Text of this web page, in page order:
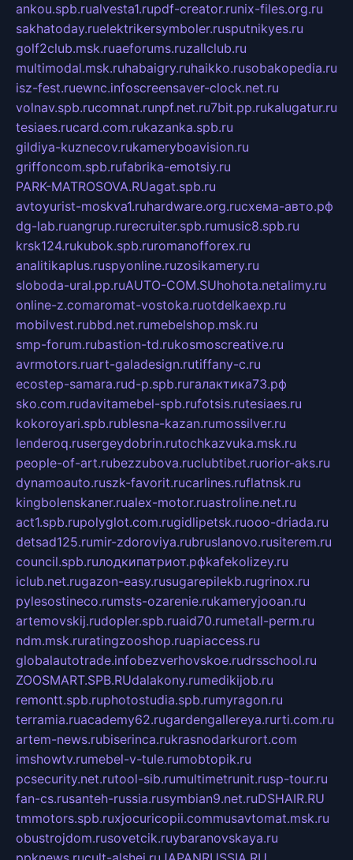
ankou.spb.rualvesta1.rupdf-creator.runix-files.org.ru
sakhatoday.ruelektrikersymboler.rusputnikyes.ru
golf2club.msk.ruaeforums.ruzallclub.ru
multimodal.msk.ruhabaigry.ruhaikko.rusobakopedia.ru
isz-fest.ruewnc.infoscreensaver-clock.net.ru
volnav.spb.rucomnat.runpf.net.ru7bit.pp.rukalugatur.ru
tesiaes.rucard.com.rukazanka.spb.ru
gildiya-kuznecov.rukameryboavision.ru
griffoncom.spb.rufabrika-emotsiy.ru
PARK-MATROSOVA.RUagat.spb.ru
avtoyurist-moskva1.ruhardware.org.ruсхема-авто.рф
dg-lab.ruangrup.rurecruiter.spb.rumusic8.spb.ru
krsk124.rukubok.spb.ruromanofforex.ru
analitikaplus.ruspyonline.ruzosikamery.ru
sloboda-ural.pp.ruAUTO-COM.SUhohota.netalimy.ru
online-z.comaromat-vostoka.ruotdelkaexp.ru
mobilvest.rubbd.net.rumebelshop.msk.ru
smp-forum.rubastion-td.rukosmoscreative.ru
avrmotors.ruart-galadesign.rutiffany-c.ru
ecostep-samara.rud-p.spb.ruгалактика73.рф
sko.com.rudavitamebel-spb.rufotsis.rutesiaes.ru
kokoroyari.spb.rublesna-kazan.rumossilver.ru
lenderoq.rusergeydobrin.rutochkazvuka.msk.ru
people-of-art.rubezzubova.ruclubtibet.ruorior-aks.ru
dynamoauto.ruszk-favorit.rucarlines.ruflatnsk.ru
kingbolenskaner.rualex-motor.ruastroline.net.ru
act1.spb.rupolyglot.com.rugidlipetsk.ruooo-driada.ru
detsad125.rumir-zdoroviya.rubruslanovo.rusiterem.ru
council.spb.ruлодкипатриот.рфkafekolizey.ru
iclub.net.rugazon-easy.rusugarepilekb.rugrinox.ru
pylesostineco.rumsts-ozarenie.rukameryjooan.ru
artemovskij.rudopler.spb.ruaid70.rumetall-perm.ru
ndm.msk.ruratingzooshop.ruapiaccess.ru
globalautotrade.infobezverhovskoe.rudrsschool.ru
ZOOSMART.SPB.RUdalakony.rumedikijob.ru
remontt.spb.ruphotostudia.spb.rumyragon.ru
terramia.ruacademy62.rugardengallereya.rurti.com.ru
artem-news.rubiserinca.rukrasnodarkurort.com
imshowtv.rumebel-v-tule.rumobtopik.ru
pcsecurity.net.rutool-sib.rumultimetrunit.rusp-tour.ru
fan-cs.rusanteh-russia.rusymbian9.net.ruDSHAIR.RU
tmmotors.spb.ruxjocuricopii.commusavtomat.msk.ru
obustrojdom.rusovetcik.ruybaranovskaya.ru